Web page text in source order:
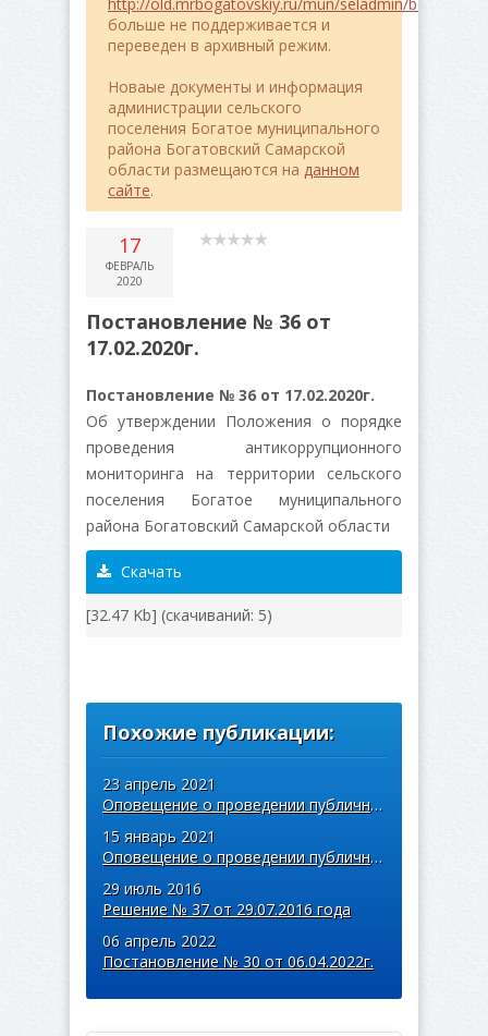
больше не поддерживается и
переведен в архивный режим.
Новаые документы и информация
администрации сельского
поселения Богатое муниципального
района Богатовский Самарской
области размещаются на данном
сайте.
17
ФЕВРАЛЬ
2020
Постановление № 36 от
17.02.2020г.
Постановление № 36 от 17.02.2020г.
Об утверждении Положения о порядке
проведения антикоррупционного
мониторинга на территории сельского
поселения Богатое муниципального
района Богатовский Самарской области
Скачать
[32.47 Kb] (cкачиваний: 5)
Похожие публикации:
23 апрель 2021
Оповещение о проведении публичных слушаний
15 январь 2021
Оповещение о проведении публичных слушаний
29 июль 2016
Решение № 37 от 29.07.2016 года
06 апрель 2022
Постановление № 30 от 06.04.2022г.